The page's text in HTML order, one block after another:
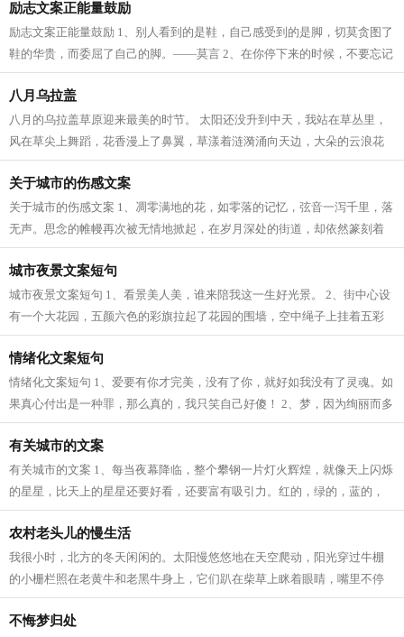
励志文案正能量鼓励
励志文案正能量鼓励 1、别人看到的是鞋，自己感受到的是脚，切莫贪图了
鞋的华贵，而委屈了自己的脚。——莫言 2、在你停下来的时候，不要忘记
别人还在后面奔跑，在你放弃的时候...
八月乌拉盖
八月的乌拉盖草原迎来最美的时节。 太阳还没升到中天，我站在草丛里，
风在草尖上舞蹈，花香漫上了鼻翼，草漾着涟漪涌向天边，大朵的云浪花
一般地从草原边缘涌出。 一座座蒙古...
关于城市的伤感文案
关于城市的伤感文案 1、凋零满地的花，如零落的记忆，弦音一泻千里，落
无声。思念的帷幔再次被无情地掀起，在岁月深处的街道，却依然篆刻着
当初美好的记忆。 2、什么叫活到点子...
城市夜景文案短句
城市夜景文案短句 1、看景美人美，谁来陪我这一生好光景。 2、街中心设
有一个大花园，五颜六色的彩旗拉起了花园的围墙，空中绳子上挂着五彩
缤纷的彩灯，一闪一闪，好象是缀满珍...
情绪化文案短句
情绪化文案短句 1、爱要有你才完美，没有了你，就好如我没有了灵魂。如
果真心付出是一种罪，那么真的，我只笑自己好傻！ 2、梦，因为绚丽而多
姿多彩，梦，因为执着而坚定；梦，...
有关城市的文案
有关城市的文案 1、每当夜幕降临，整个攀钢一片灯火辉煌，就像天上闪烁
的星星，比天上的星星还要好看，还要富有吸引力。红的，绿的，蓝的，
黄的，聚成一片，就像一簇簇放射着...
农村老头儿的慢生活
我很小时，北方的冬天闲闲的。太阳慢悠悠地在天空爬动，阳光穿过牛棚
的小栅栏照在老黄牛和老黑牛身上，它们趴在柴草上眯着眼睛，嘴里不停
地嚼着麦秸穰，没有绿头蝇骚扰它们，...
不悔梦归处